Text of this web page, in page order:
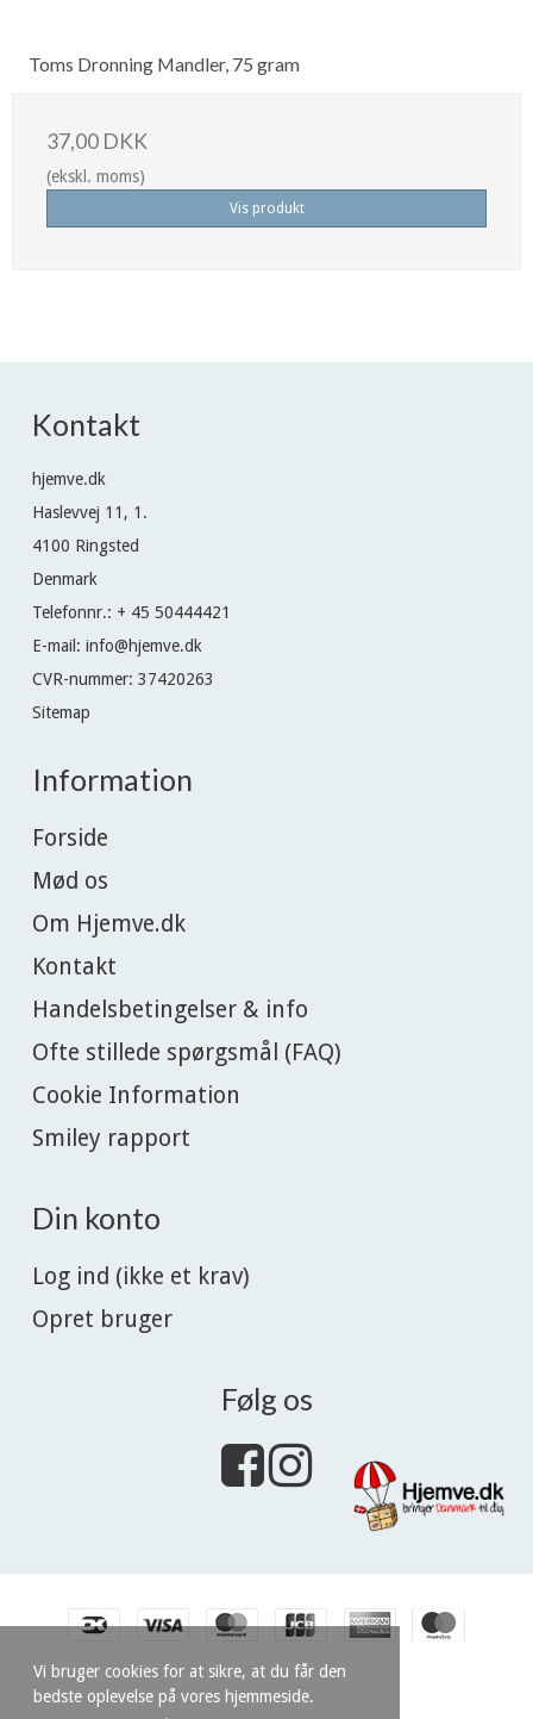
Vi bruger cookies for at sikre, at du får den
bedste oplevelse på vores hjemmeside.
Toms Dronning Mandler, 75 gram
37,00 DKK
(ekskl. moms)
Vis produkt
Kontakt
hjemve.dk
Haslevvej 11, 1.
4100 Ringsted
Denmark
Telefonnr.: + 45 50444421
E-mail: info@hjemve.dk
CVR-nummer: 37420263
Sitemap
Information
Forside
Mød os
Om Hjemve.dk
Kontakt
Handelsbetingelser & info
Ofte stillede spørgsmål (FAQ)
Cookie Information
Smiley rapport
Din konto
Log ind (ikke et krav)
Opret bruger
Følg os